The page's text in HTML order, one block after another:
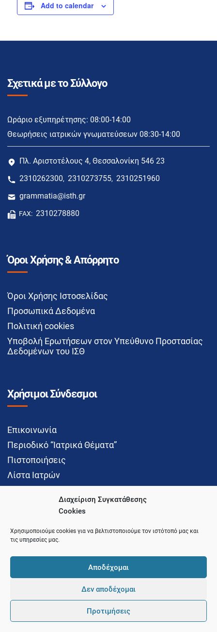
Διαχείριση Συγκατάθεσης
Cookies
Χρησιμοποιούμε cookies για να βελτιστοποιούμε τον ιστότοπό μας και
τις υπηρεσίες μας.
Αποδέχομαι
Δεν αποδέχομαι
Προτιμήσεις
Add to calendar
Σχετικά με το Σύλλογο
Ωράριο εξυπηρέτησης: 08:00-14:00
Θεωρήσεις ιατρικών γνωματεύσεων 08:30-14:00
Πλ. Αριστοτέλους 4, Θεσσαλονίκη 546 23
2310262300, 2310273755, 2310251960
grammatia@isth.gr
FAX: 2310278880
Όροι Χρήσης & Απόρρητο
Όροι Χρήσης Ιστοσελίδας
Προσωπικά Δεδομένα
Πολιτική cookies
Υποβολή Ερωτήσεων στον Υπεύθυνο Προστασίας
Δεδομένων του ΙΣΘ
Χρήσιμοι Σύνδεσμοι
Επικοινωνία
Περιοδικό “Ιατρικά Θέματα”
Πιστοποιήσεις
Λίστα Ιατρών
Social Media
© 2021 Ιατρικός Σύλλογος Θεσσαλονίκης
Development and Hosting byPointer